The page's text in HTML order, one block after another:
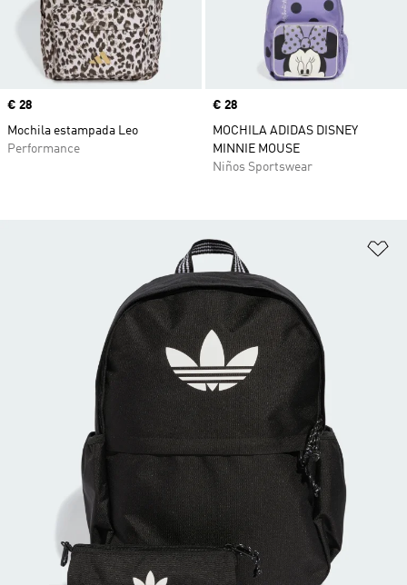
Precio
€ 28
Mochila estampada Leo
Performance
Precio
€ 28
MOCHILA ADIDAS DISNEY
MINNIE MOUSE
Niños Sportswear